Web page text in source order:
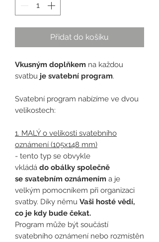
Přidat do košíku
Vkusným doplňkem na každou
svatbu je svatební program.
Svatební program nabízíme ve dvou
velikostech:
1. MALÝ o velikosti svatebního
oznámení (105x148 mm)
- tento typ se obvykle
vkládá do obálky společně
se svatebním oznámením a je
velkým pomocníkem při organizaci
svatby. Díky němu Vaši hosté vědí,
co je kdy bude čekat.
Program může být součástí
svatebního oznámení nebo rozmístěn